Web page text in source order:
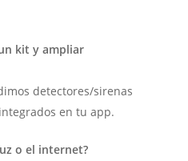
kit y ampliar
detectores/sirenas
en tu app.
o el internet?